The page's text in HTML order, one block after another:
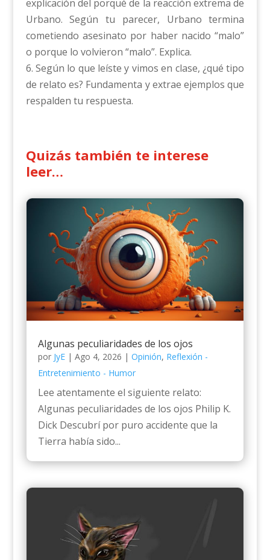
explicación del porqué de la reacción extrema de
Urbano. Según tu parecer, Urbano termina
cometiendo asesinato por haber nacido “malo”
o porque lo volvieron “malo”. Explica.
6. Según lo que leíste y vimos en clase, ¿qué tipo
de relato es? Fundamenta y extrae ejemplos que
respalden tu respuesta.
Quizás también te interese
leer…
Algunas peculiaridades de los ojos
por JyE| Ago 4, 2026 | Opinión, Reflexión -
Entretenimiento - Humor
Lee atentamente el siguiente relato:
Algunas peculiaridades de los ojos Philip K.
Dick Descubrí por puro accidente que la
Tierra había sido...